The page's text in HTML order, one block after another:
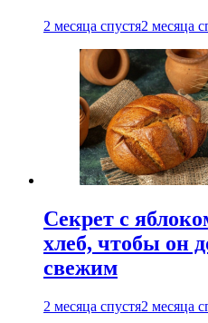
2 месяца спустя2 месяца
Секрет с
хлеб, чтобы он
свежим
2 месяца спустя2 месяца